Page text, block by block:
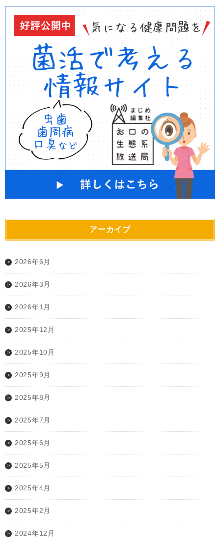
アーカイブ
2026年6月
2026年3月
2026年1月
2025年12月
2025年10月
2025年9月
2025年8月
2025年7月
2025年6月
2025年5月
2025年4月
2025年2月
2024年12月